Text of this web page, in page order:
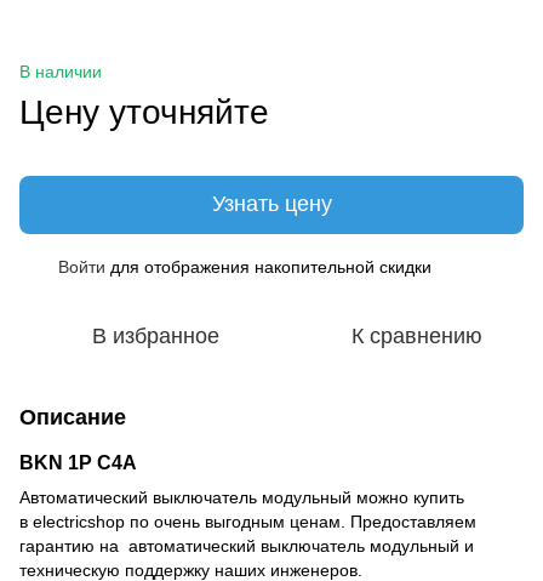
В наличии
Цену уточняйте
Узнать цену
Войти для отображения накопительной скидки
В избранное К сравнению
Описание
BKN 1P C4A
Автоматический выключатель модульный можно купить
в electricshop по очень выгодным ценам. Предоставляем
гарантию на автоматический выключатель модульный и
техническую поддержку наших инженеров.